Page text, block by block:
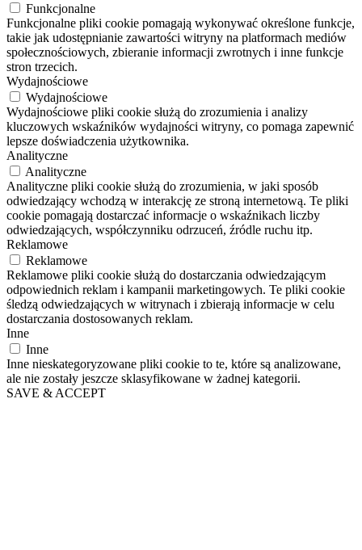
Funkcjonalne
Funkcjonalne pliki cookie pomagają wykonywać określone funkcje,
takie jak udostępnianie zawartości witryny na platformach mediów
społecznościowych, zbieranie informacji zwrotnych i inne funkcje
stron trzecich.
Wydajnościowe
Wydajnościowe
Wydajnościowe pliki cookie służą do zrozumienia i analizy
kluczowych wskaźników wydajności witryny, co pomaga zapewnić
lepsze doświadczenia użytkownika.
Analityczne
Analityczne
Analityczne pliki cookie służą do zrozumienia, w jaki sposób
odwiedzający wchodzą w interakcję ze stroną internetową. Te pliki
cookie pomagają dostarczać informacje o wskaźnikach liczby
odwiedzających, współczynniku odrzuceń, źródle ruchu itp.
Reklamowe
Reklamowe
Reklamowe pliki cookie służą do dostarczania odwiedzającym
odpowiednich reklam i kampanii marketingowych. Te pliki cookie
śledzą odwiedzających w witrynach i zbierają informacje w celu
dostarczania dostosowanych reklam.
Inne
Inne
Inne nieskategoryzowane pliki cookie to te, które są analizowane,
ale nie zostały jeszcze sklasyfikowane w żadnej kategorii.
SAVE & ACCEPT